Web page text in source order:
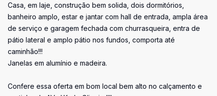
Casa, em laje, construção bem solida, dois dormitórios,
banheiro amplo, estar e jantar com hall de entrada, ampla área
de serviço e garagem fechada com churrasqueira, entra de
pátio lateral e amplo pátio nos fundos, comporta até
caminhão!!!
Janelas em alumínio e madeira.
Confere essa oferta em bom local bem alto no calçamento e